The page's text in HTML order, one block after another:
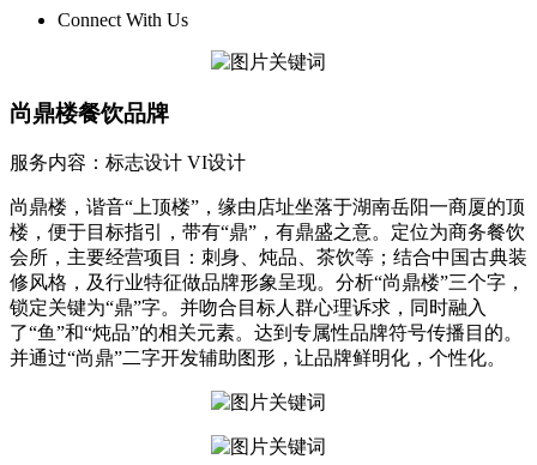
Connect With Us
尚鼎楼餐饮品牌
服务内容：标志设计 VI设计
尚鼎楼，谐音“上顶楼”，缘由店址坐落于湖南岳阳一商厦的顶
楼，便于目标指引，带有“鼎”，有鼎盛之意。定位为商务餐饮
会所，主要经营项目：刺身、炖品、茶饮等；结合中国古典装
修风格，及行业特征做品牌形象呈现。分析“尚鼎楼”三个字，
锁定关键为“鼎”字。并吻合目标人群心理诉求，同时融入
了“鱼”和“炖品”的相关元素。达到专属性品牌符号传播目的。
并通过“尚鼎”二字开发辅助图形，让品牌鲜明化，个性化。